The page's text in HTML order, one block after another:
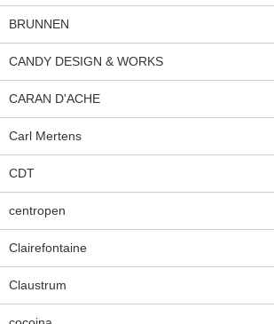
BRUNNEN
CANDY DESIGN & WORKS
CARAN D'ACHE
Carl Mertens
CDT
centropen
Clairefontaine
Claustrum